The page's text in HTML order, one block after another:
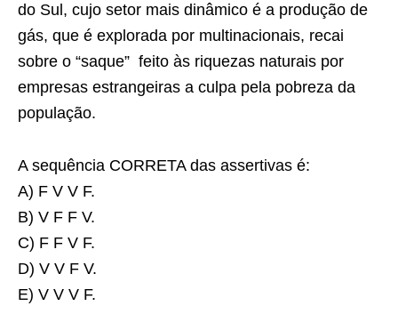
do Sul, cujo setor mais dinâmico é a produção de
gás, que é explorada por multinacionais, recai
sobre o “saque” feito às riquezas naturais por
empresas estrangeiras a culpa pela pobreza da
população.
A sequência CORRETA das assertivas é:
A) F V V F.
B) V F F V.
C) F F V F.
D) V V F V.
E) V V V F.